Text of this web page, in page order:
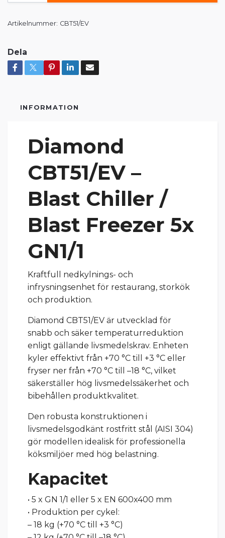
Artikelnummer: CBT51/EV
Dela
INFORMATION
Diamond
CBT51/EV –
Blast Chiller /
Blast Freezer 5x
GN1/1
Kraftfull nedkylnings- och
infrysningsenhet för restaurang, storkök
och produktion.
Diamond CBT51/EV är utvecklad för
snabb och säker temperaturreduktion
enligt gällande livsmedelskrav. Enheten
kyler effektivt från +70 °C till +3 °C eller
fryser ner från +70 °C till –18 °C, vilket
säkerställer hög livsmedelssäkerhet och
bibehållen produktkvalitet.
Den robusta konstruktionen i
livsmedelsgodkänt rostfritt stål (AISI 304)
gör modellen idealisk för professionella
köksmiljöer med hög belastning.
Kapacitet
• 5 x GN 1/1 eller 5 x EN 600x400 mm
• Produktion per cykel:
– 18 kg (+70 °C till +3 °C)